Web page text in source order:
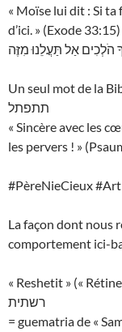
« Moïse lui dit : Si ta
d’ici. » (Exode 33:15)
הֹלְכִים אַל תַּעֲלֵנוּ מִזֶּה
Un seul mot de la
תתפתל
« Sincère avec les
les pervers ! »
#PèreNieCieux
La façon dont nous
comportement ici-
« Reshetit » («
רשתית
= guematria de «